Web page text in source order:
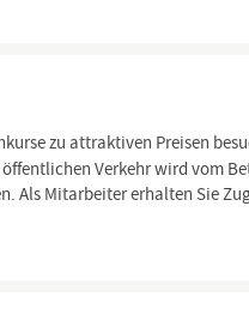
zu attraktiven Preisen
Verkehr wird vom
Als Mitarbeiter erhalten Sie